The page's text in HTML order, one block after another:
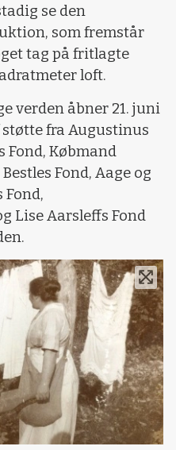
se den
som fremstår
tag på fritlagte
loft.
verden åbner 21. juni
fra Augustinus
Fond, Købmand
Fond, Aage og
Lise Aarsleffs Fond